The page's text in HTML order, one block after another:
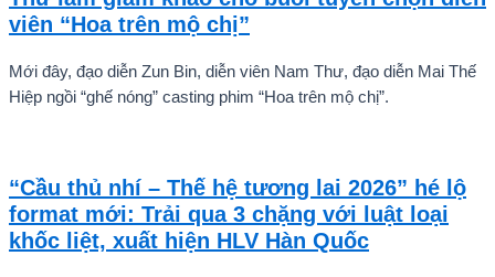
viên “Hoa trên mộ chị”
Mới đây, đạo diễn Zun Bin, diễn viên Nam Thư, đạo diễn Mai Thế
Hiệp ngồi “ghế nóng” casting phim “Hoa trên mộ chị”.
“Cầu thủ nhí – Thế hệ tương lai 2026” hé lộ
format mới: Trải qua 3 chặng với luật loại
khốc liệt, xuất hiện HLV Hàn Quốc